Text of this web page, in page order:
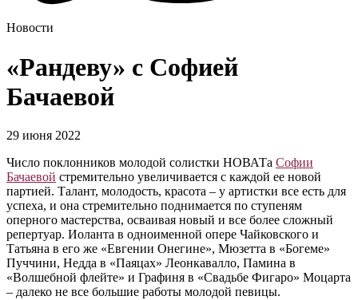
Новости
«Рандеву» с Софией
Бачаевой
29 июня 2022
Число поклонников молодой солистки НОВАТа Софии
Бачаевой стремительно увеличивается с каждой ее новой
партией. Талант, молодость, красота – у артистки все есть для
успеха, и она стремительно поднимается по ступеням
оперного мастерства, осваивая новый и все более сложный
репертуар. Иоланта в одноименной опере Чайковского и
Татьяна в его же «Евгении Онегине», Мюзетта в «Богеме»
Пуччини, Недда в «Паяцах» Леонкавалло, Памина в
«Волшебной флейте» и Графиня в «Свадьбе Фигаро» Моцарта
– далеко не все большие работы молодой певицы.